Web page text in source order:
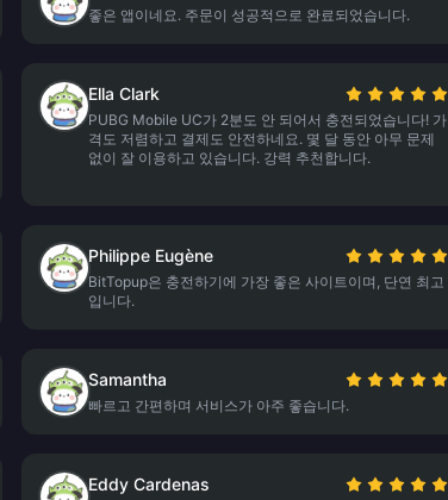
좋은 앱이네요. 주문이 성공적으로 완료되었습니다.
Ella Clark
PUBG Mobile UC가 2분도 안 되어서 충전되었습니다! 가
격도 저렴하고 결제도 안전하네요. 몇 달 동안 아무 문제
없이 잘 이용하고 있습니다. 강력 추천합니다.
Philippe Eugène
BitTopup은 충전하기에 가장 좋은 사이트이며, 단연 최고
입니다.
Samantha
빠르고 간편하며 서비스가 아주 좋습니다.
Eddy Cardenas